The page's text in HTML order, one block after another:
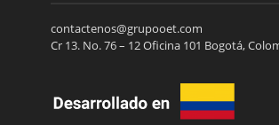
contactenos@grupooet.com
Cr 13. No. 76 – 12 Oficina 101 Bogotá,